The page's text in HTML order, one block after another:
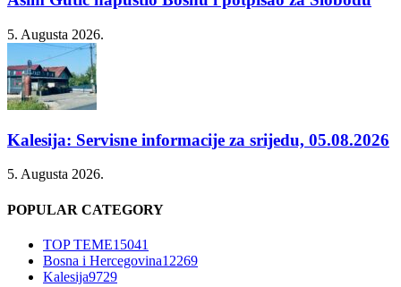
5. Augusta 2026.
Kalesija: Servisne informacije za srijedu, 05.08.2026
5. Augusta 2026.
POPULAR CATEGORY
TOP TEME15041
Bosna i Hercegovina12269
Kalesija9729